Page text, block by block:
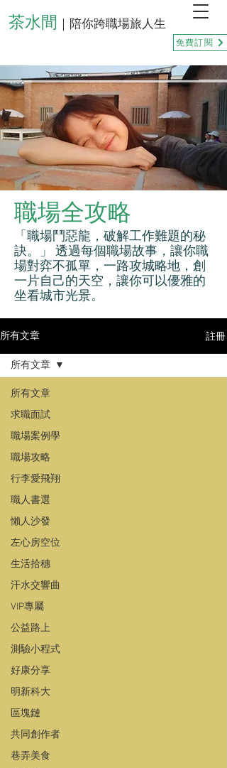
茶水間 ｜陪你跨職場旅人生
免費訂閱
職場全攻略
「職場鬥惡龍，破解工作難題的秘
訣。」 透過每個職場故事，讓你職
場對弈不孤單，一路攻城略地，創
一片自己的天空，讓你可以優雅的
坐看城市光景。
所有文章 註冊
所有文章
求職面試
職場案例學
職場攻略
行李愛飛翔
職人書選
懶人沙發
左心房空位
生活拾穗
汗水交響曲
VIP專屬
公益路上
測驗小程式
好康分享
明新科大
區塊鏈
共同創作者
巷弄美食
所有文章